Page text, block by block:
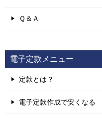
Ｑ＆Ａ
電子定款メニュー
定款とは？
電子定款作成で安くなる